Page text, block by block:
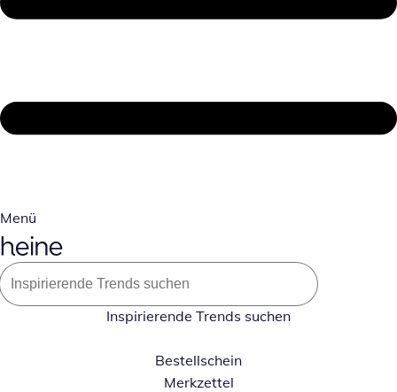
Menü
Inspirierende Trends suchen
Bestellschein
Merkzettel